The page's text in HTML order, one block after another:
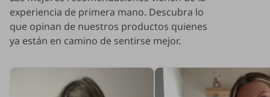
experiencia de primera mano. Descubra lo
que opinan de nuestros productos quienes
ya están en camino de sentirse mejor.